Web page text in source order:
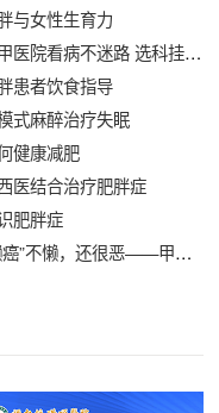
与女性生育力
烟台毓璜顶医院公益直播课第244期：三甲医院看病不迷路 选科挂号就诊全攻略
患者饮食指导
式麻醉治疗失眠
健康减肥
医结合治疗肥胖症
肥胖症
烟台毓璜顶医院公益直播课第238期：“懒癌”不懒，还很恶——甲状腺髓样癌